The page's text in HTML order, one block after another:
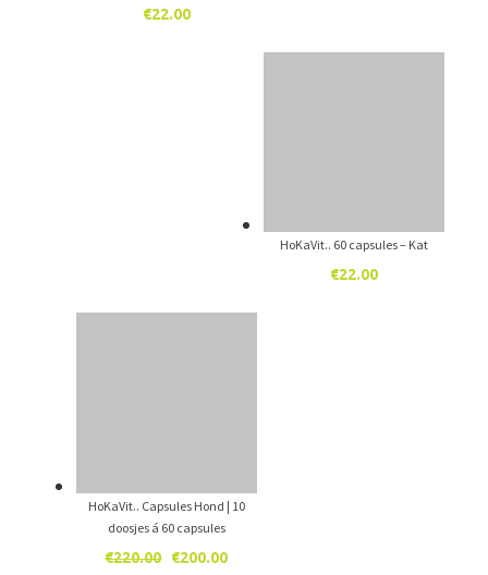
€22.00
HoKaVit.. 60 capsules – Kat
€22.00
HoKaVit.. Capsules Hond | 10
doosjes á 60 capsules
€220.00
Oorspronkelijke
€200.00Huidige